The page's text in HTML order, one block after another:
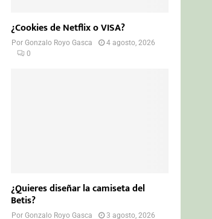
¿Cookies de Netflix o VISA?
PorGonzalo Royo Gasca
4 agosto, 2026
0
¿Quieres diseñar la camiseta del
Betis?
PorGonzalo Royo Gasca 3 agosto, 2026